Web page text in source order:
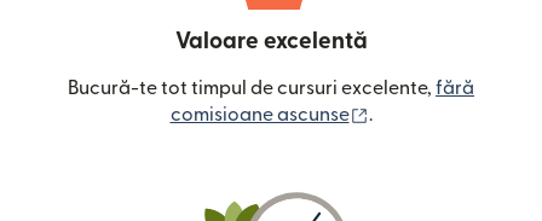
Valoare excelentă
Bucură-te tot timpul de cursuri excelente, fără
comisioane ascunse
.